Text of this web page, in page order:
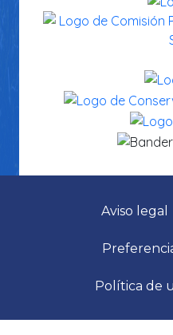
Aviso legal
Política de